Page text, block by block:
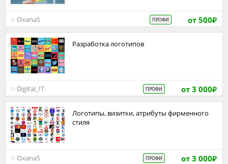
от 500₽
ПРОФИ
OxanaS
Разработка логотипов
от 3 000₽
ПРОФИ
Digital_IT
Логотипы, визитки, атрибуты фирменного
стиля
от 3 000₽
ПРОФИ
OxanaS